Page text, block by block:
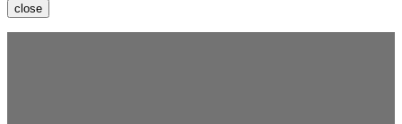
close